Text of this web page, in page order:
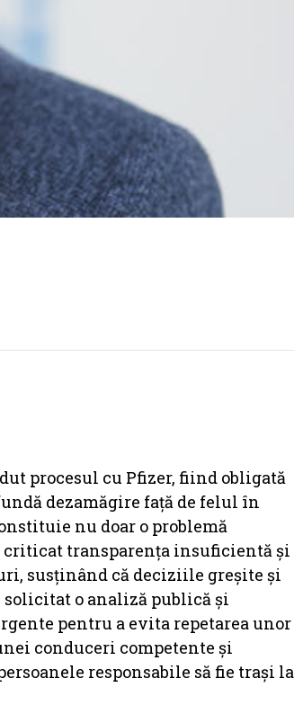
procesul cu Pfizer, fiind obligată
dezamăgire față de felul în
nu doar o problemă
criticat transparența insuficientă și
susținând că deciziile greșite și
solicitat o analiză publică și
pentru a evita repetarea unor
conduceri competente și
responsabile să fie trași la